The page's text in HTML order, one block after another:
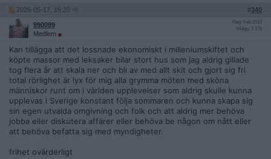
2026-05-17, 16:20 #340
990099
Medlem
Reg: Feb 2012
Inlägg: 1 178
Kan tillägga att det lossnade ekonomiskt i milleniumskiftet och
köpte massor med leksaker bilar stort hus som jag aldrig gillade
tog flera år att skala ner och bli av med allt skit och gjort sig fri
total rörlighet är lyx för mig alla grymma möten med sköna
människor runt om i världen upplevelser som aldrig skulle kunna
upplevas i Sverige konstant följa sommaren och kunna skapa sig
sin egen utvalda omgivning och folk och att aldrig mer behöva
jobba eller diskutera affärer eller behöva be någon om nått eller
att behöva befatta sig med myndigheter.
frihet ovärderligt